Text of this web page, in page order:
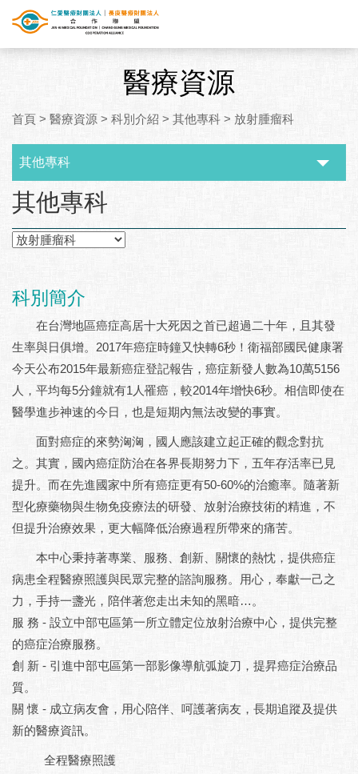
醫療資源
首頁 > 醫療資源 > 科別介紹 > 其他專科 > 放射腫瘤科
其他專科
:::
其他專科
科別簡介
在台灣地區癌症高居十大死因之首已超過二十年，且其發
生率與日俱增。2017年癌症時鐘又快轉6秒！衛福部國民健康署
今天公布2015年最新癌症登記報告，癌症新發人數為10萬5156
人，平均每5分鐘就有1人罹癌，較2014年增快6秒。相信即使在
醫學進步神速的今日，也是短期內無法改變的事實。
面對癌症的來勢洶洶，國人應該建立起正確的觀念對抗
之。其實，國內癌症防治在各界長期努力下，五年存活率已見
提升。而在先進國家中所有癌症更有50-60%的治癒率。隨著新
型化療藥物與生物免疫療法的研發、放射治療技術的精進，不
但提升治療效果，更大幅降低治療過程所帶來的痛苦。
本中心秉持著專業、服務、創新、關懷的熱忱，提供癌症
病患全程醫療照護與民眾完整的諮詢服務。用心，奉獻一己之
力，手持一盞光，陪伴著您走出未知的黑暗…。
服 務 - 設立中部屯區第一所立體定位放射治療中心，提供完整
的癌症治療服務。
創 新 - 引進中部屯區第一部影像導航弧旋刀，提昇癌症治療品
質。
關 懷 - 成立病友會，用心陪伴、呵護著病友，長期追蹤及提供
新的醫療資訊。
全程醫療照護